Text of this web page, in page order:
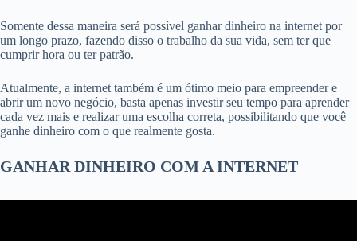
Somente dessa maneira será possível ganhar dinheiro na internet por
um longo prazo, fazendo disso o trabalho da sua vida, sem ter que
cumprir hora ou ter patrão.
Atualmente, a internet também é um ótimo meio para empreender e
abrir um novo negócio, basta apenas investir seu tempo para aprender
cada vez mais e realizar uma escolha correta, possibilitando que você
ganhe dinheiro com o que realmente gosta.
GANHAR DINHEIRO COM A INTERNET